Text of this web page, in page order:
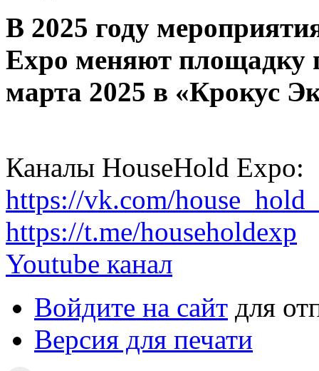
В 2025 году
Expo меняют площадку
марта 2025 в «Крокус
Каналы HouseHold Expo:
https://vk.com/
https://t.me/householdexp
Youtube канал
Войдите на сайт для
Версия для печати